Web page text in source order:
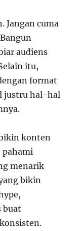
Jangan cuma
audiens
itu,
format
justru hal-hal
konten
pahami
menarik
bikin
buat